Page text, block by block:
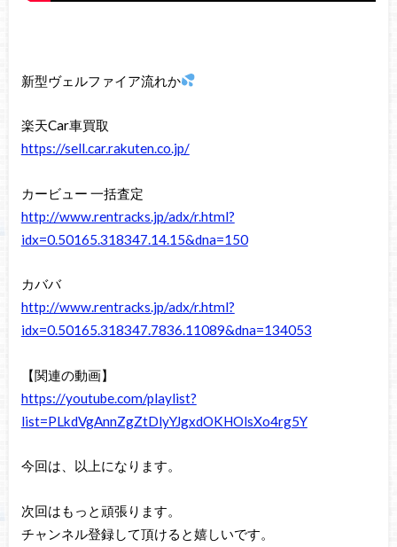
新型ヴェルファイア流れか
楽天Car車買取
https://sell.car.rakuten.co.jp/
カービュー 一括査定
http://www.rentracks.jp/adx/r.html?
idx=0.50165.318347.14.15&dna=150
カババ
http://www.rentracks.jp/adx/r.html?
idx=0.50165.318347.7836.11089&dna=134053
【関連の動画】
https://youtube.com/playlist?
list=PLkdVgAnnZgZtDlyYJgxdOKHOlsXo4rg5Y
今回は、以上になります。
次回はもっと頑張ります。
チャンネル登録して頂けると嬉しいです。